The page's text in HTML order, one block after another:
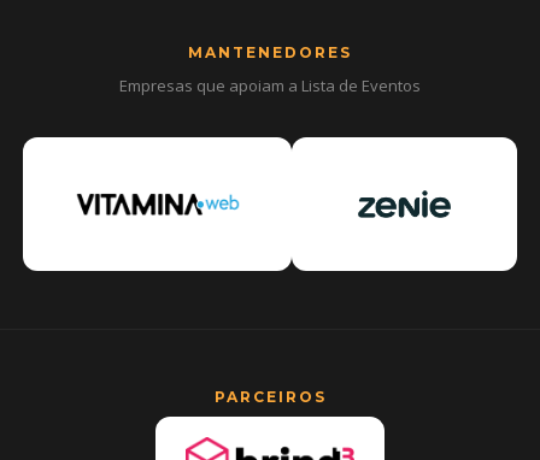
MANTENEDORES
Empresas que apoiam a Lista de Eventos
PARCEIROS